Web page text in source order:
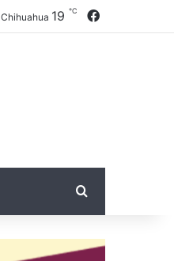
Chihuahua 19 ℃ Facebook
Search for